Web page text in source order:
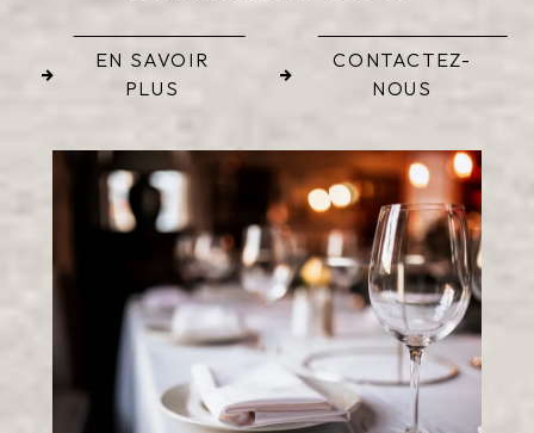
EN SAVOIR
PLUS
CONTACTEZ-
NOUS